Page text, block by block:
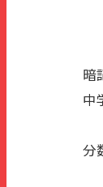
暗
中
分